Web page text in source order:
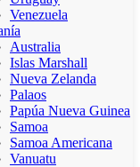
Venezuela
Australia
Islas Marshall
Nueva Zelanda
Palaos
Papúa Nueva Guinea
Samoa
Samoa Americana
Vanuatu